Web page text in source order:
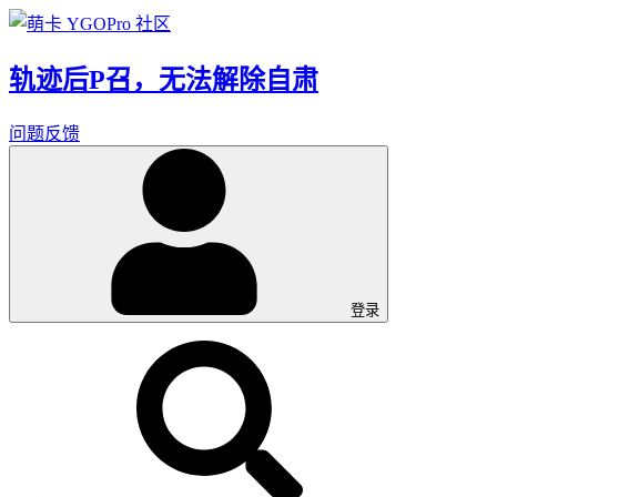
轨迹后P召，无法解除自肃
问题反馈
登录